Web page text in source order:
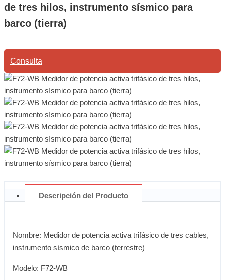
de tres hilos, instrumento sísmico para
barco (tierra)
Consulta
Descripción del Producto
Nombre: Medidor de potencia activa trifásico de tres cables,
instrumento sísmico de barco (terrestre)
Modelo: F72-WB